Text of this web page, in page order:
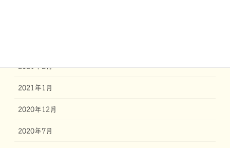
2021年2月
2021年1月
2020年12月
2020年7月